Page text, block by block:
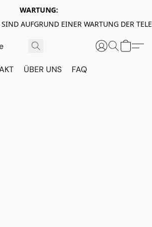
WARTUNG:
AUFGRUND EINER WARTUNG DER
ÜBER UNS FAQ